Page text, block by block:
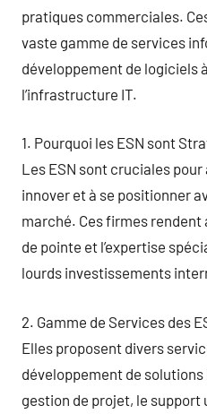
pratiques commerciales.
vaste gamme de services
développement de logiciels
l’infrastructure IT.
1. Pourquoi les ESN sont
Les ESN sont cruciales
innover et à se positionner
marché. Ces firmes
de pointe et l’expertise
lourds investissements
2. Gamme de Services des
Elles proposent divers
développement de
gestion de projet, le support